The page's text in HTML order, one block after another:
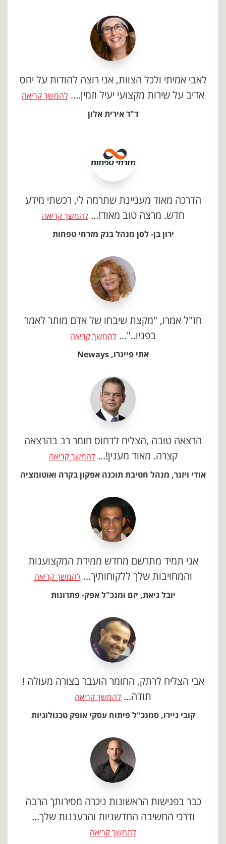
לאבי אמיתי ולכל הצוות, אני רוצה להודות על יחס
אדיב על שירות מקצועי יעיל וזמין.... להמשך קריאה
ד"ר אירית אלון
הדרכה מאוד מעניינת שתרמה לי, רכשתי מידע
חדש. מרצה טוב מאוד!...להמשך קריאה
ירון בן- לסן מנהל בנק מזרחי טפחות
חז"ל אמרו, "מקצת שיבחו של אדם מותר לאמר
בפניו.."... להמשך קריאה
אתי פיינרו, Neways
הרצאה טובה ,הצליח לדחוס חומר רב בהרצאה
קצרה. מאוד מענין!...להמשך קריאה
אודי ויזנר, מנהל חטיבת תוכנה אפקון בקרה ואוטומציה
אני תמיד מתרשם מחדש ממידת המקצוענות
והמחויבות שלך ללקוחותיך...להמשך קריאה
יובל גיאת, יזם ומנכ"ל אפק- פתרונות
אבי הצליח לרתק, החומר הועבר בצורה מעולה !
תודה... להמשך קריאה
קובי גיירו, סמנכ"ל פיתוח עסקי אופק טכנולוגיות
כבר בפגישות הראשונות ניכרה מסירותך הרבה
ודרכי החשיבה החדשניות והרעננות שלך...
להמשך קריאה